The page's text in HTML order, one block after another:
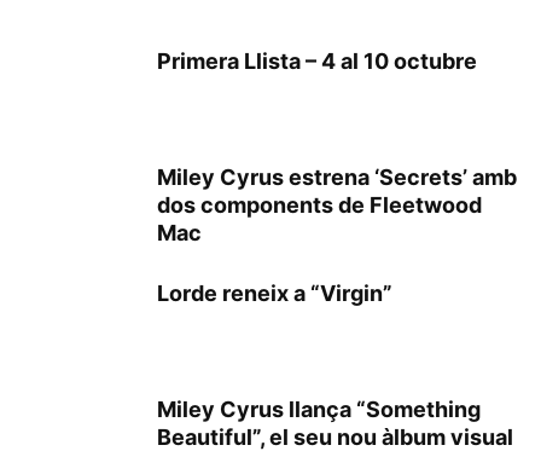
Primera Llista – 4 al 10 octubre
Miley Cyrus estrena ‘Secrets’ amb
dos components de Fleetwood
Mac
Lorde reneix a “Virgin”
Miley Cyrus llança “Something
Beautiful”, el seu nou àlbum visual